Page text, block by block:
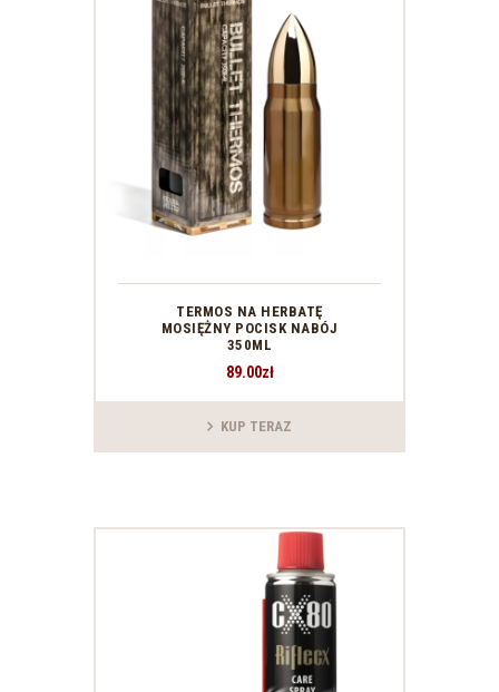
TERMOS NA HERBATĘ
MOSIĘŻNY POCISK NABÓJ
350ML
89.00zł
KUP TERAZ